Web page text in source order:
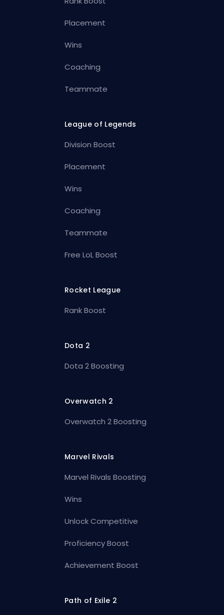
Placement
Wins
Coaching
Teammate
League of Legends
Division Boost
Placement
Wins
Coaching
Teammate
Free LoL Boost
Rocket League
Rank Boost
Dota 2
Dota 2 Boosting
Overwatch 2
Overwatch 2 Boosting
Marvel Rivals
Marvel Rivals Boosting
Wins
Unlock Competitive
Proficiency Boost
Achievement Boost
Path of Exile 2